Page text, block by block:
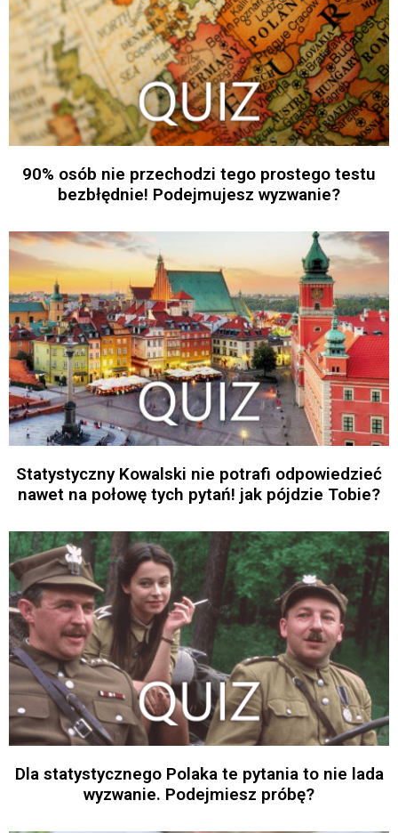
90% osób nie przechodzi tego prostego testu
bezbłędnie! Podejmujesz wyzwanie?
Statystyczny Kowalski nie potrafi odpowiedzieć
nawet na połowę tych pytań! jak pójdzie Tobie?
Dla statystycznego Polaka te pytania to nie lada
wyzwanie. Podejmiesz próbę?